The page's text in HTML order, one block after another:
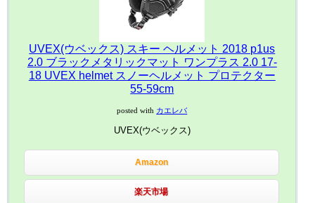
UVEX(ウベックス) スキー ヘルメット 2018 p1us
2.0 ブラックメタリックマット ワンプラス 2.0 17-
18 UVEX helmet スノーヘルメット プロテクター
55-59cm
posted with カエレバ
UVEX(ウベックス)
Amazon
楽天市場